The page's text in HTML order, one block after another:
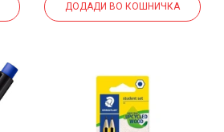
ДОДАДИ ВО КОШНИЧКА